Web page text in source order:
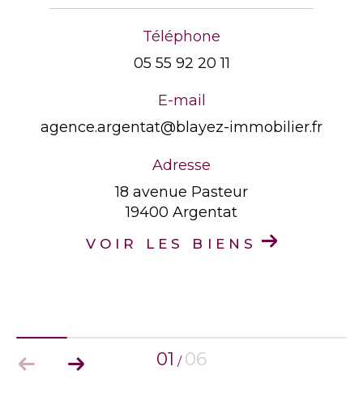
Téléphone
05 55 92 20 11
E-mail
agence.argentat@blayez-immobilier.fr
Adresse
18 avenue Pasteur
19400 Argentat
VOIR LES BIENS
01 / 06